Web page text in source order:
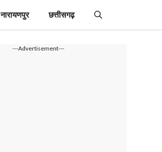
नारायणपुर छत्तीसगढ़
---Advertisement---